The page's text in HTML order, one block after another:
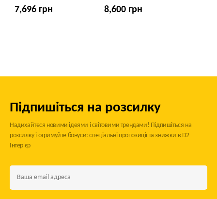
7,696 грн 8,600 грн
Підпишіться на розсилку
Надихайтеся новими ідеями і світовими трендами! Підпишіться на
розсилку і отримуйте бонуси: спеціальні пропозиції та знижки в D2
Інтер'єр